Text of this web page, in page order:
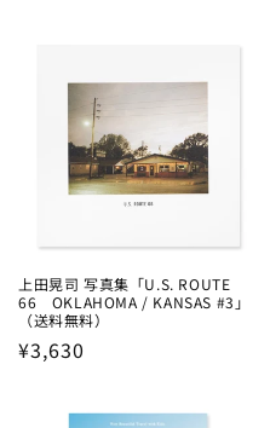
上田晃司 写真集「U.S. ROUTE
66 OKLAHOMA / KANSAS #3」
（送料無料）
Regular
¥3,630